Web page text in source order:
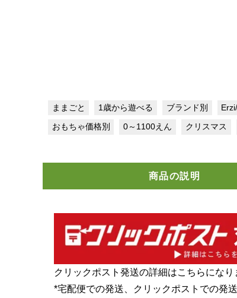
ままごと 1歳から遊べる ブランド別
おもちゃ価格別 0～1100えん クリスマス
商品の説明
クリックポスト発送の詳細はこちらにな
*宅配便での発送、クリックポストでの発